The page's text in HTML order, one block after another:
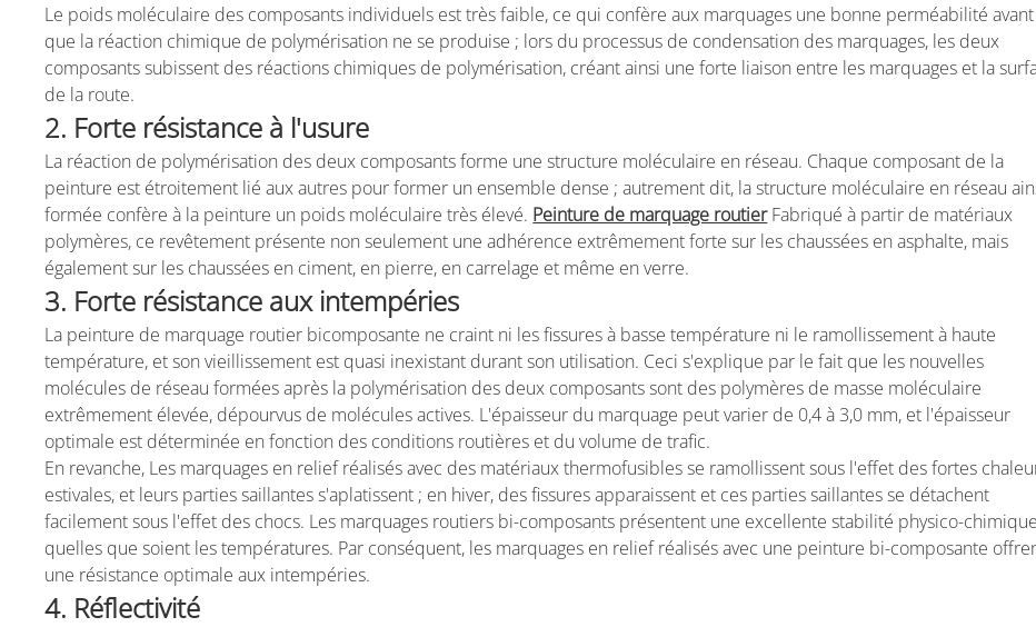
Le poids moléculaire des composants individuels est très faible, ce qui confère aux marquages une bonne perméabilité avant
que la réaction chimique de polymérisation ne se produise ; lors du processus de condensation des marquages, les deux
composants subissent des réactions chimiques de polymérisation, créant ainsi une forte liaison entre les marquages et la
de la route.
2. Forte résistance à l'usure
La réaction de polymérisation des deux composants forme une structure moléculaire en réseau. Chaque composant de la
peinture est étroitement lié aux autres pour former un ensemble dense ; autrement dit, la structure moléculaire en réseau
formée confère à la peinture un poids moléculaire très élevé. Peinture de marquage routierFabriqué à partir de matériaux
polymères, ce revêtement présente non seulement une adhérence extrêmement forte sur les chaussées en asphalte, mais
également sur les chaussées en ciment, en pierre, en carrelage et même en verre.
3. Forte résistance aux intempéries
La peinture de marquage routier bicomposante ne craint ni les fissures à basse température ni le ramollissement à haute
température, et son vieillissement est quasi inexistant durant son utilisation. Ceci s'explique par le fait que les nouvelles
molécules de réseau formées après la polymérisation des deux composants sont des polymères de masse moléculaire
extrêmement élevée, dépourvus de molécules actives. L'épaisseur du marquage peut varier de 0,4 à 3,0 mm, et l'épaisseur
optimale est déterminée en fonction des conditions routières et du volume de trafic.
En revanche, Les marquages en relief réalisés avec des matériaux thermofusibles se ramollissent sous l'effet des fortes
estivales, et leurs parties saillantes s'aplatissent ; en hiver, des fissures apparaissent et ces parties saillantes se détachent
facilement sous l'effet des chocs. Les marquages routiers bi-composants présentent une excellente stabilité physico-
quelles que soient les températures. Par conséquent, les marquages en relief réalisés avec une peinture bi-composante
une résistance optimale aux intempéries.
4. Réflectivité